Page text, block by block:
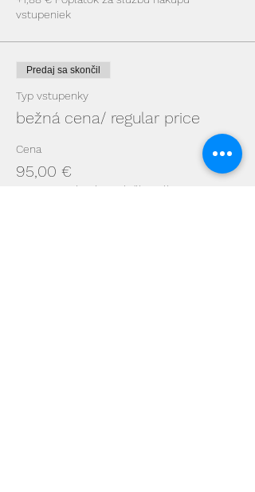
vstupeniek
Predaj sa skončil
Typ vstupenky
bežná cena/ regular price
Cena
95,00 €
+2,38 € Poplatok za službu nákupu